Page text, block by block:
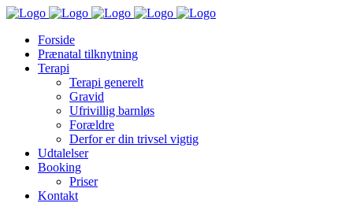
Forside
Prænatal tilknytning
Terapi
Terapi generelt
Gravid
Ufrivillig barnløs
Forældre
Derfor er din trivsel vigtig
Udtalelser
Booking
Priser
Kontakt